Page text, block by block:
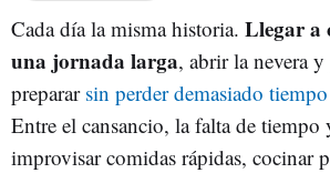
Cada día la misma historia. Llegar a
una jornada larga, abrir la nevera y
preparar sin perder demasiado
Entre el cansancio, la falta de tiempo
improvisar comidas rápidas, cocinar